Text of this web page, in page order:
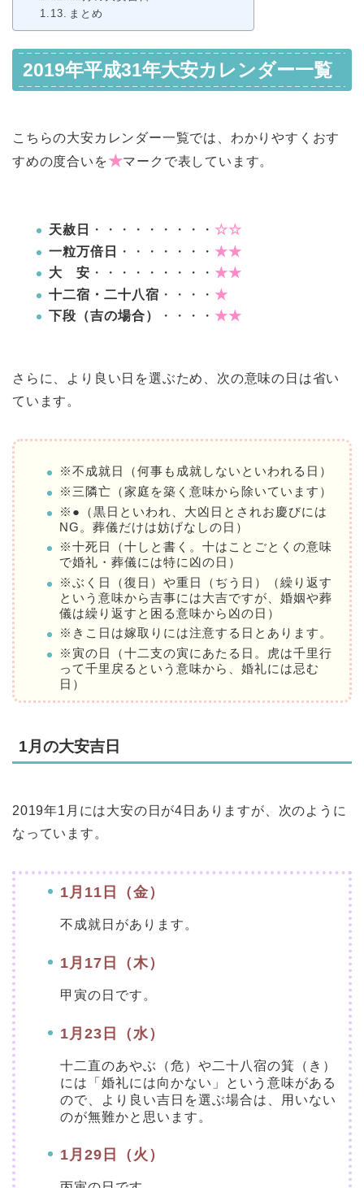
まとめ
2019年平成31年大安カレンダー一覧
こちらの大安カレンダー一覧では、わかりやすくおす
すめの度合いを★マークで表しています。
天赦日 ・・・・・・・・・ ☆☆
一粒万倍日
・・・・・・・ ★★
大 安 ・・・・・・・・・ ★★
十二宿・二十八宿 ・・・・ ★
下段（吉の場合）
・・・・ ★★
さらに、より良い日を選ぶため、次の意味の日は省い
ています。
※不成就日（何事も成就しないといわれる日）
※三隣亡（家庭を築く意味から除いています）
※●（黒日といわれ、大凶日とされお慶びには
NG。葬儀だけは妨げなしの日）
※十死日（十しと書く。十はことごとくの意味
で婚礼・葬儀には特に凶の日）
※ぶく日（復日）や重日（ぢう日）（繰り返す
という意味から吉事には大吉ですが、婚姻や葬
儀は繰り返すと困る意味から凶の日）
※きこ日は嫁取りには注意する日とあります。
※寅の日（十二支の寅にあたる日。虎は千里行
って千里戻るという意味から、婚礼には忌む
日）
1月の大安吉日
2019年1月には大安の日が4日ありますが、次のように
なっています。
1月11日（金）
不成就日があります。
1月17日（木）
甲寅の日です。
1月23日（水）
十二直のあやぶ（危）や二十八宿の箕（き）
には「婚礼には向かない」という意味がある
ので、より良い吉日を選ぶ場合は、用いない
のが無難かと思います。
1月29日（火）